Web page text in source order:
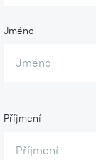
Jméno
Příjmení